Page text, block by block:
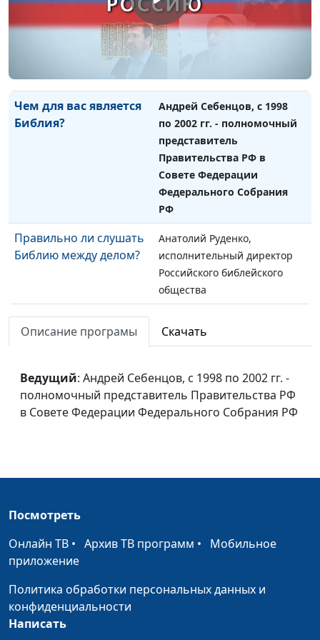
Библии в современном
переводе
2002 гг. - полномочный
представитель
Правительства РФ в Совете
Федерации Федерального
Собрания РФ
Чем для вас является
Библия?
Андрей Себенцов, с 1998
по 2002 гг. - полномочный
представитель
Правительства РФ в
Совете Федерации
Федерального Собрания
РФ
Правильно ли слушать
Библию между делом?
Анатолий Руденко,
исполнительный директор
Российского библейского
общества
Считаете ли вы
конкурентами других
исполнительный директор
Чем является для вас
Священное Писание?
Александр Терентьев,
главный советник
Насколько
востребована будет
аудиоверсия Библии?
Владислав Вовк, пресвитер
Истра, председатель
Описание програмы Скачать
Ведущий: Андрей Себенцов, с 1998 по 2002 гг. -
полномочный представитель Правительства РФ
в Совете Федерации Федерального Собрания РФ
Посмотреть
Онлайн ТВ • Архив ТВ программ • Мобильное
приложение
Политика обработки персональных данных и
конфиденциальности
Написать